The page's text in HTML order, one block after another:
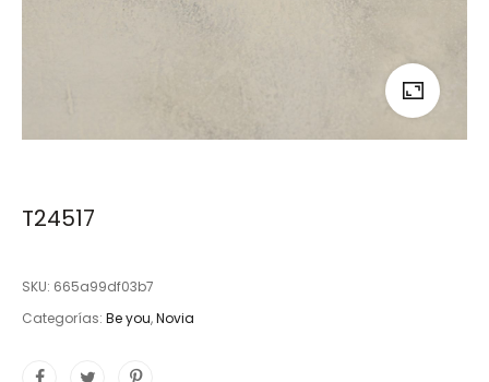
T24517
SKU: 665a99df03b7
Categorías: Be you,Novia